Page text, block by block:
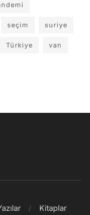
seçim suriye
Türkiye van
Kitaplar